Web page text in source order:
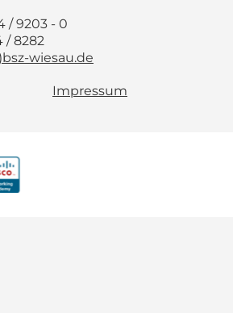
/ 9203 - 0
/ 8282
wiesau.de
Impressum